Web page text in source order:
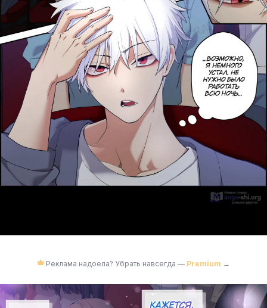
Реклама надоела? Убрать навсегда — Premium →